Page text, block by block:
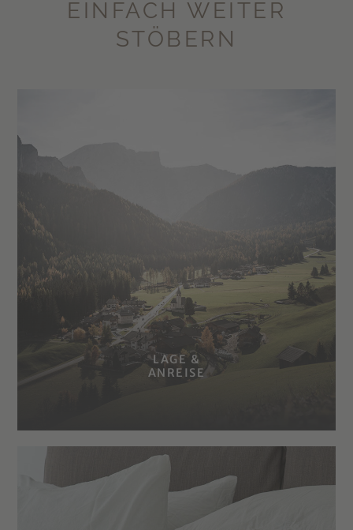
EINFACH WEITER
STÖBERN
LAGE &
ANREISE